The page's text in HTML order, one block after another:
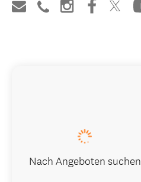
Nach Angeboten suchen